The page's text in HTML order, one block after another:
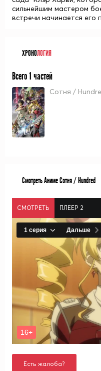
сильнейшим мастером
встречи начинается его
ХРОНОЛОГИЯ
Всего 1 частей
Сотня /
Смотреть Аниме Сотня / Hundred
СМОТРЕТЬ ПЛЕЕР 2
Есть жалоба?